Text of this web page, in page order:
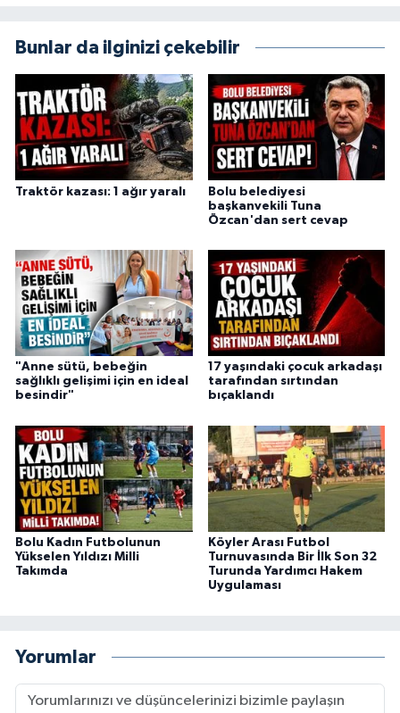
Bunlar da ilginizi çekebilir
Traktör kazası: 1 ağır yaralı
Bolu belediyesi
başkanvekili Tuna
Özcan'dan sert cevap
"Anne sütü, bebeğin
sağlıklı gelişimi için en ideal
besindir"
17 yaşındaki çocuk arkadaşı
tarafından sırtından
bıçaklandı
Bolu Kadın Futbolunun
Yükselen Yıldızı Milli
Takımda
Köyler Arası Futbol
Turnuvasında Bir İlk Son 32
Turunda Yardımcı Hakem
Uygulaması
Yorumlar